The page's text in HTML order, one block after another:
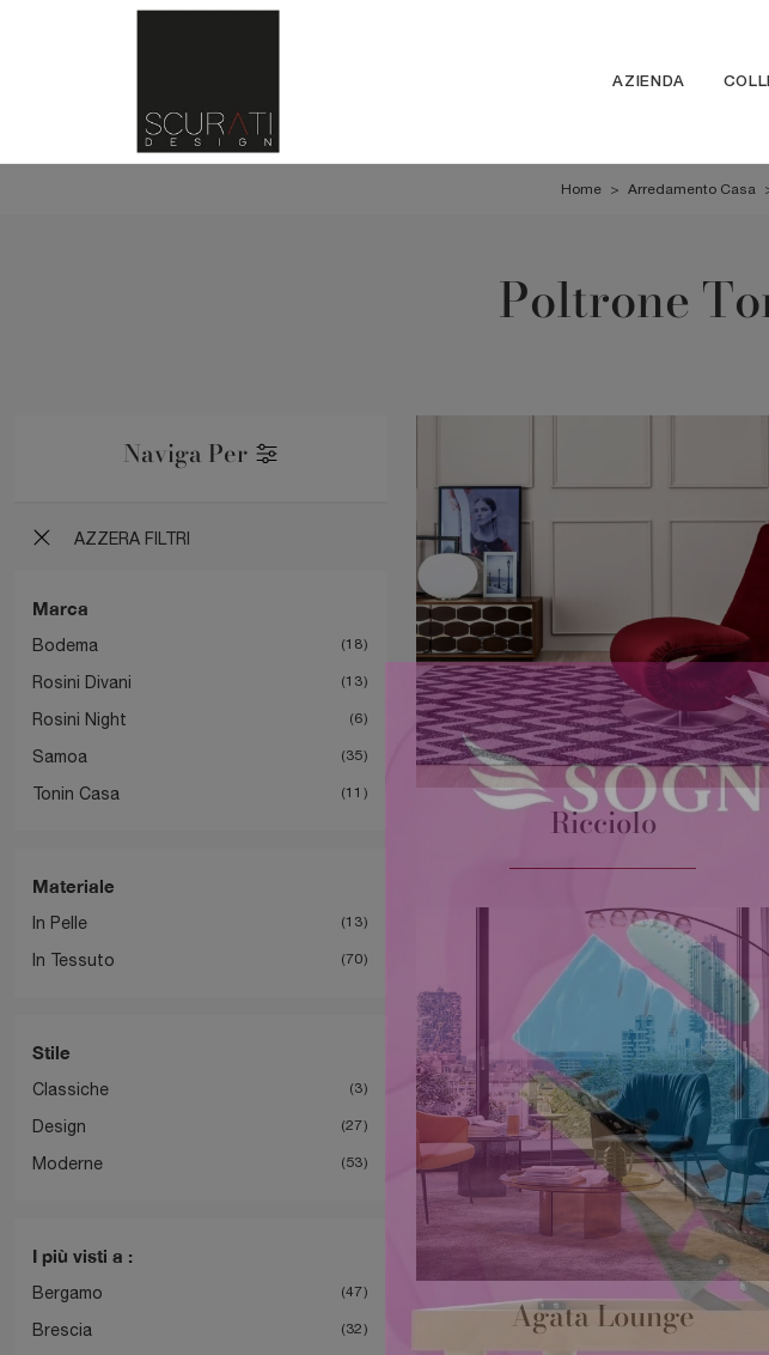
AZIENDA
Home > Arredamento Casa
Poltrone
Naviga Per
AZZERA FILTRI
Marca
Bodema 18
Rosini Divani 13
Rosini Night 6
Samoa 35
Tonin Casa 11
Materiale
In Pelle 13
In Tessuto 70
Stile
Classiche 3
Design 27
Moderne 53
I più visti a :
Bergamo 47
Brescia 32
Ricciolo
Agata Lounge